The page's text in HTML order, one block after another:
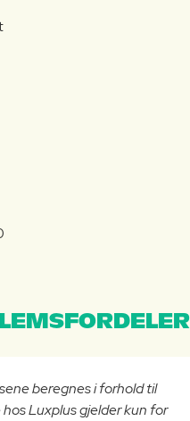
beregnes i forhold til
Luxplus gjelder kun for